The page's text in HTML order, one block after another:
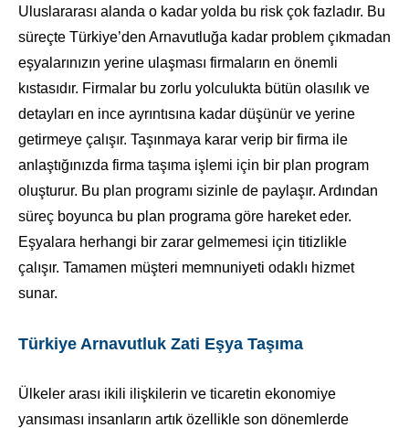
Uluslararası alanda o kadar yolda bu risk çok fazladır. Bu
süreçte Türkiye’den Arnavutluğa kadar problem çıkmadan
eşyalarınızın yerine ulaşması firmaların en önemli
kıstasıdır. Firmalar bu zorlu yolculukta bütün olasılık ve
detayları en ince ayrıntısına kadar düşünür ve yerine
getirmeye çalışır. Taşınmaya karar verip bir firma ile
anlaştığınızda firma taşıma işlemi için bir plan program
oluşturur. Bu plan programı sizinle de paylaşır. Ardından
süreç boyunca bu plan programa göre hareket eder.
Eşyalara herhangi bir zarar gelmemesi için titizlikle
çalışır. Tamamen müşteri memnuniyeti odaklı hizmet
sunar.
Türkiye Arnavutluk Zati Eşya Taşıma
Ülkeler arası ikili ilişkilerin ve ticaretin ekonomiye
yansıması insanların artık özellikle son dönemlerde